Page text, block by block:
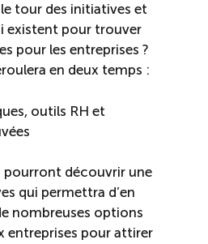
tour des initiatives et
existent pour trouver
pour les entreprises ?
en deux temps :
outils RH et
pourront découvrir une
qui permettra d’en
nombreuses options
entreprises pour attirer